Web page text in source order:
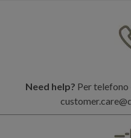
Need help? Per telefono